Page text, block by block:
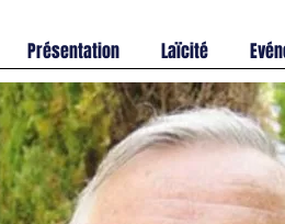
Présentation Laïcité